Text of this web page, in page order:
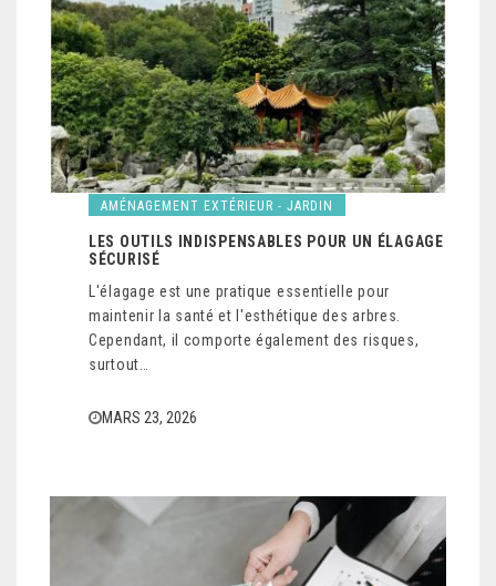
AMÉNAGEMENT EXTÉRIEUR - JARDIN
LES OUTILS INDISPENSABLES POUR UN ÉLAGAGE
SÉCURISÉ
L'élagage est une pratique essentielle pour
maintenir la santé et l'esthétique des arbres.
Cependant, il comporte également des risques,
surtout…
MARS 23, 2026